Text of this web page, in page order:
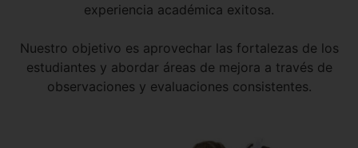
experiencia académica exitosa.
Nuestro objetivo es aprovechar las fortalezas de los
estudiantes y abordar áreas de mejora a través de
observaciones y evaluaciones consistentes.